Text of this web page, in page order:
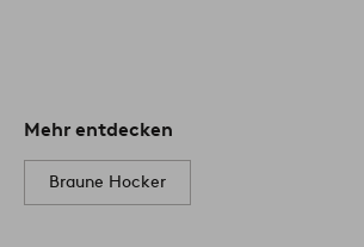
Mehr entdecken
Braune Hocker